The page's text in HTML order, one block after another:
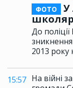
ФОТО
У
До
2013
15:57 На війні